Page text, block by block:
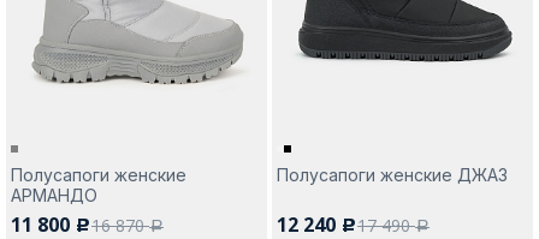
Да, все верно
Полусапоги женские
АРМАНДО
11 800 c16 870a
Полусапоги женские ДЖАЗ
12 240 c17 490a